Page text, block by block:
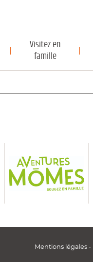
Visitez en
famille
Mentions légales -